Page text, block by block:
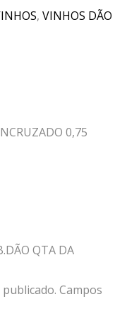
, VINHOS DÃO
0,75
QTA DA
Campos